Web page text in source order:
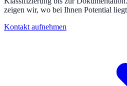
zeigen wir, wo bei Ihnen Potential
Kontakt aufnehmen